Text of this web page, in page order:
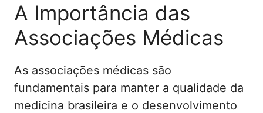
A Importância das
Associações Médicas
As associações médicas são
fundamentais para manter a qualidade da
medicina brasileira e o desenvolvimento